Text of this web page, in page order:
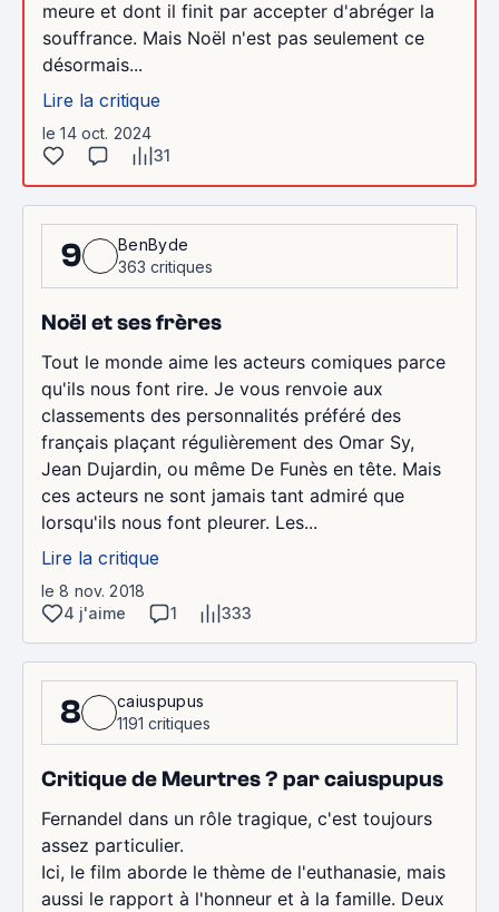
meure et dont il finit par accepter d'abréger la
souffrance. Mais Noël n'est pas seulement ce
désormais...
Lire la critique
le 14 oct. 2024
31
9
BenByde
363 critiques
Noël et ses frères
Tout le monde aime les acteurs comiques parce
qu'ils nous font rire. Je vous renvoie aux
classements des personnalités préféré des
français plaçant régulièrement des Omar Sy,
Jean Dujardin, ou même De Funès en tête. Mais
ces acteurs ne sont jamais tant admiré que
lorsqu'ils nous font pleurer. Les...
Lire la critique
le 8 nov. 2018
4 j'aime
1 333
8
caiuspupus
1191 critiques
Critique de Meurtres ? par caiuspupus
Fernandel dans un rôle tragique, c'est toujours
assez particulier.
Ici, le film aborde le thème de l'euthanasie, mais
aussi le rapport à l'honneur et à la famille. Deux